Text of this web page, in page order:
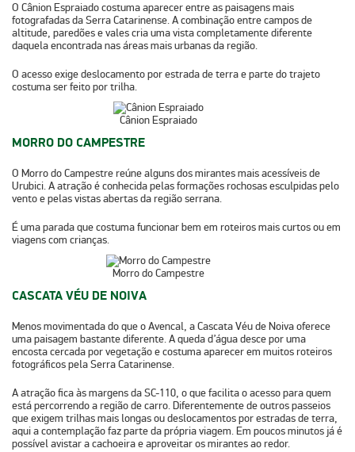
O Cânion Espraiado costuma aparecer entre as paisagens mais
fotografadas da Serra Catarinense. A combinação entrecampos de
altitude, paredões e valescria uma vista completamente diferente
daquela encontrada nas áreas mais urbanas da região.
O acesso exige deslocamento por estrada de terra e parte do trajeto
costuma ser feito por trilha.
Cânion Espraiado
MORRO DO CAMPESTRE
O Morro do Campestre reúne alguns dos mirantes mais acessíveis de
Urubici. A atração é conhecida pelasformações rochosas esculpidas pelo
vento e pelas vistas abertasda região serrana.
É uma parada que costuma funcionar bem em roteiros mais curtos ou em
viagens com crianças.
Morro do Campestre
CASCATA VÉU DE NOIVA
Menos movimentada do que o Avencal, a Cascata Véu de Noiva oferece
uma paisagem bastante diferente. Aqueda d’água desce por uma
encosta cercada por vegetaçãoe costuma aparecer em muitos roteiros
fotográficos pela Serra Catarinense.
A atração fica às margens daSC-110, o que facilita o acesso para quem
está percorrendo a região de carro. Diferentemente de outros passeios
que exigem trilhas mais longas ou deslocamentos por estradas de terra,
aqui a contemplação faz parte da própria viagem. Em poucos minutos já é
possível avistar a cachoeira e aproveitar os mirantes ao redor.